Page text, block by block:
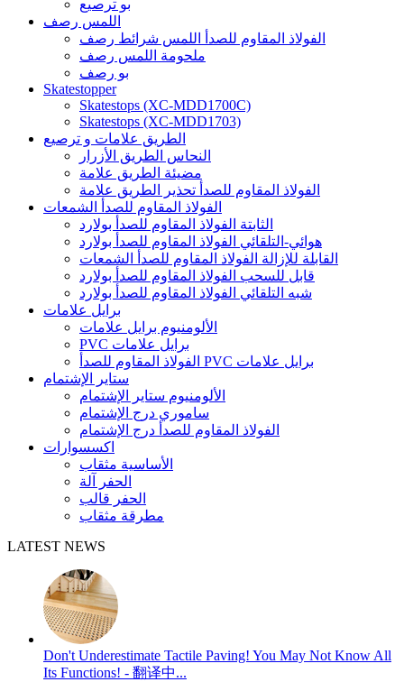
بو ترصيع
اللمس رصف
الفولاذ المقاوم للصدأ اللمس شرائط رصف
ملحومة اللمس رصف
بو رصف
Skatestopper
Skatestops (XC-MDD1700C)
Skatestops (XC-MDD1703)
الطريق علامات و ترصيع
النحاس الطريق الأزرار
مضيئة الطريق علامة
الفولاذ المقاوم للصدأ تحذير الطريق علامة
الفولاذ المقاوم للصدأ الشمعات
الثابتة الفولاذ المقاوم للصدأ بولارد
هوائي-التلقائي الفولاذ المقاوم للصدأ بولارد
القابلة للإزالة الفولاذ المقاوم للصدأ الشمعات
قابل للسحب الفولاذ المقاوم للصدأ بولارد
شبه التلقائي الفولاذ المقاوم للصدأ بولارد
برايل علامات
الألومنيوم برايل علامات
PVC برايل علامات
الفولاذ المقاوم للصدأ PVC برايل علامات
ستاير الإشتمام
الألومنيوم ستاير الإشتمام
ساموري درج الإشتمام
الفولاذ المقاوم للصدأ درج الإشتمام
اكسسوارات
الأساسية مثقاب
الحفر آلة
الحفر قالب
مطرقة مثقاب
LATEST NEWS
Don't Underestimate Tactile Paving! You May Not Know All
Its Functions! - 翻译中...